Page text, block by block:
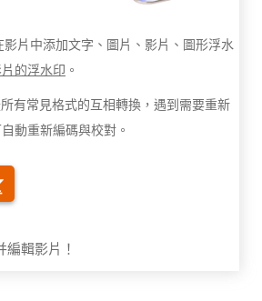
影片中添加文字、圖片、影片、圖形浮水
的浮水印 。
有常見格式的互相轉換，遇到需要重新
動重新編碼與校對。
編輯影片！